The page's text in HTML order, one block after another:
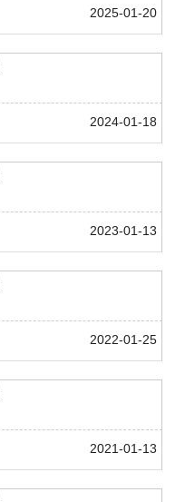
2025-01-20
2024-01-18
2023-01-13
2022-01-25
2021-01-13